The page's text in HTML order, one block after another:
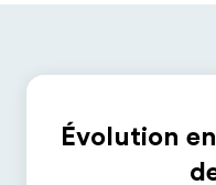
Évolution